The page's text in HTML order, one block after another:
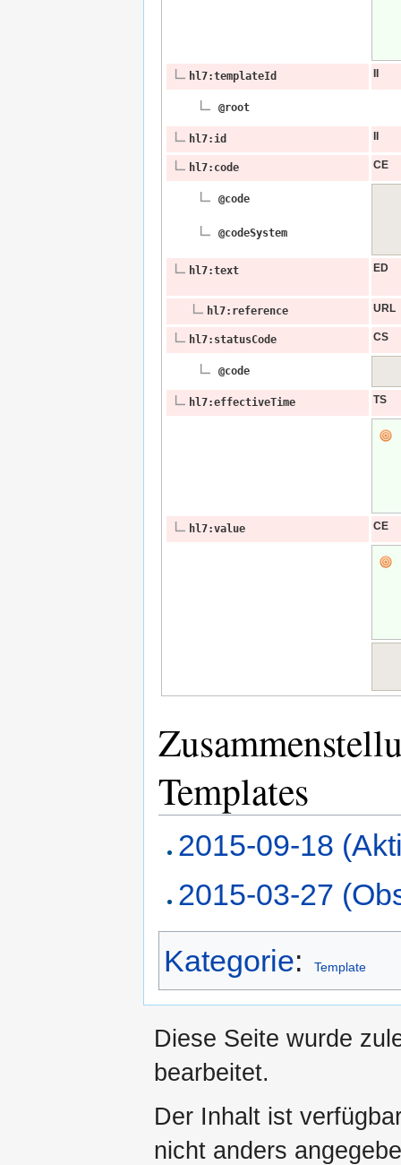
hl7:templateId
@root
hl7:id
hl7:code CE
@code
@codeSystem
hl7:text ED
hl7:reference URL
hl7:statusCode CS
@code
hl7:effectiveTime TS
hl7:value CE
Templates
2015-09-18
2015-03-27
Kategorie: Template
Diese Seite wurde
bearbeitet.
Der Inhalt ist
nicht anders